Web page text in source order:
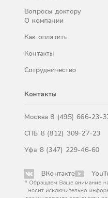
Вопросы доктору
О компании
Как оплатить
Контакты
Сотрудничество
Контакты
Москва8 (495) 666-23-
СПБ 8 (812) 309-27-23
Уфа 8 (347) 229-46-60
ВКонтакте
* Обращаем Ваше внимание
носит исключительно